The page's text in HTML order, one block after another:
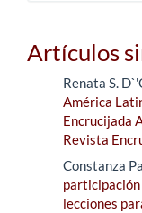
Artículos
Renata S.
América
Encrucijada
Revista
Constanza
lecciones